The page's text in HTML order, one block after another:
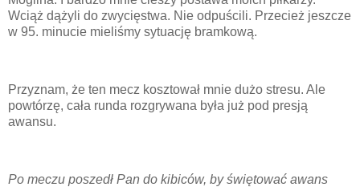
Wciąż dążyli do zwycięstwa. Nie odpuścili. Przecież jeszcze
w 95. minucie mieliśmy sytuację bramkową.
Przyznam, że ten mecz kosztował mnie dużo stresu. Ale
powtórzę, cała runda rozgrywana była już pod presją
awansu.
Po meczu poszedł Pan do kibiców, by świętować awans